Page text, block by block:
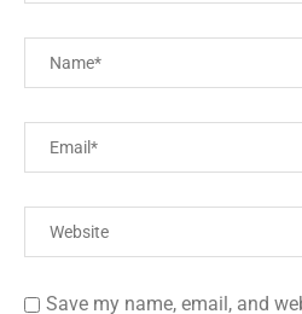
Save my name, email, and